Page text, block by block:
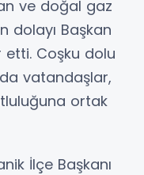
ve doğal gaz
dolayı Başkan
etti. Coşku dolu
vatandaşlar,
ortak
İlçe Başkanı